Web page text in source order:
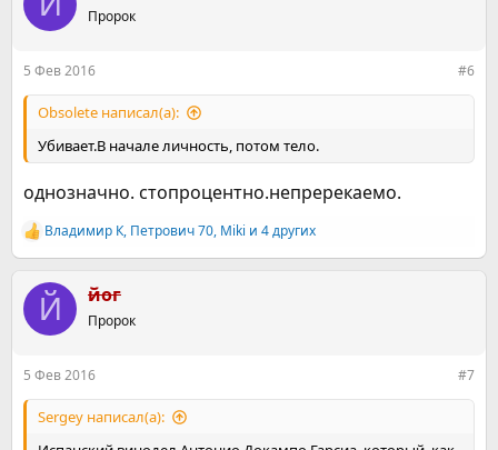
ц
и
Пророк
5 Фев 2016 #6
Obsolete написал(а):
Убивает.В начале личность, потом тело.
однозначно. стопроцентно.непререкаемо.
Р
е
к
ц
и
Владимир К, Петрович 70, Miki и 4 других
Й йог
Пророк
5 Фев 2016 #7
Sergey написал(а):